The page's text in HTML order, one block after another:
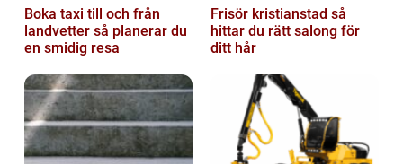
Boka taxi till och från
landvetter så planerar du
en smidig resa
Frisör kristianstad så
hittar du rätt salong för
ditt hår